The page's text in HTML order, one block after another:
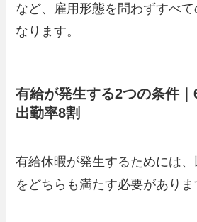
など、雇用形態を問わずすべ
なります。
有給が発生する2つの条件
出勤率8割
有給休暇が発生するためには
をどちらも満たす必要がありま